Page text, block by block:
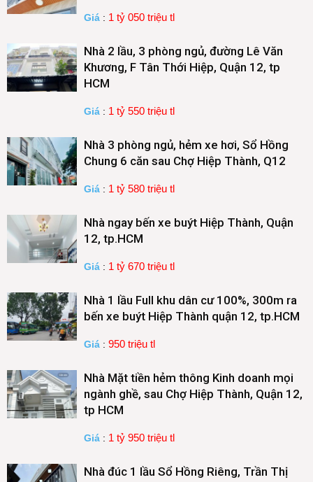
Giá : 1 tỷ 050 triệu tl
Nhà 2 lầu, 3 phòng ngủ, đường Lê Văn
Khương, F Tân Thới Hiệp, Quận 12, tp
HCM
Giá : 1 tỷ 550 triệu tl
Nhà 3 phòng ngủ, hẻm xe hơi, Sổ Hồng
Chung 6 căn sau Chợ Hiệp Thành, Q12
Giá : 1 tỷ 580 triệu tl
Nhà ngay bến xe buýt Hiệp Thành, Quận
12, tp.HCM
Giá : 1 tỷ 670 triệu tl
Nhà 1 lầu Full khu dân cư 100%, 300m ra
bến xe buýt Hiệp Thành quận 12, tp.HCM
Giá : 950 triệu tl
Nhà Mặt tiền hẻm thông Kinh doanh mọi
ngành ghề, sau Chợ Hiệp Thành, Quận 12,
tp HCM
Giá : 1 tỷ 950 triệu tl
Nhà đúc 1 lầu Sổ Hồng Riêng, Trần Thị